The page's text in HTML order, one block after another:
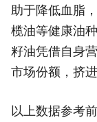
助于降低血脂
榄油等健康油
籽油凭借自身
市场份额，挤进
以上数据参考